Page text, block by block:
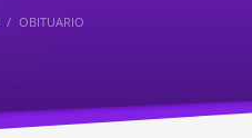
OBITUARIO